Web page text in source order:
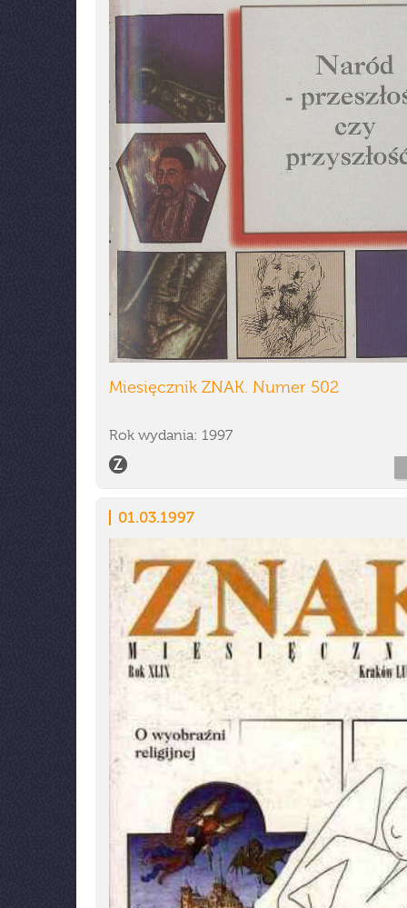
Miesięcznik ZNAK. Numer 502
Rok wydania: 1997
01.03.1997